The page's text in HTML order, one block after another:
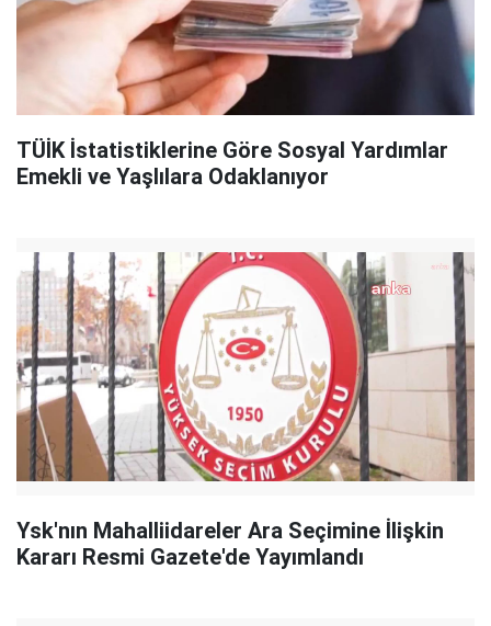
TÜİK İstatistiklerine Göre Sosyal Yardımlar
Emekli ve Yaşlılara Odaklanıyor
Ysk'nın Mahalliidareler Ara Seçimine İlişkin
Kararı Resmi Gazete'de Yayımlandı